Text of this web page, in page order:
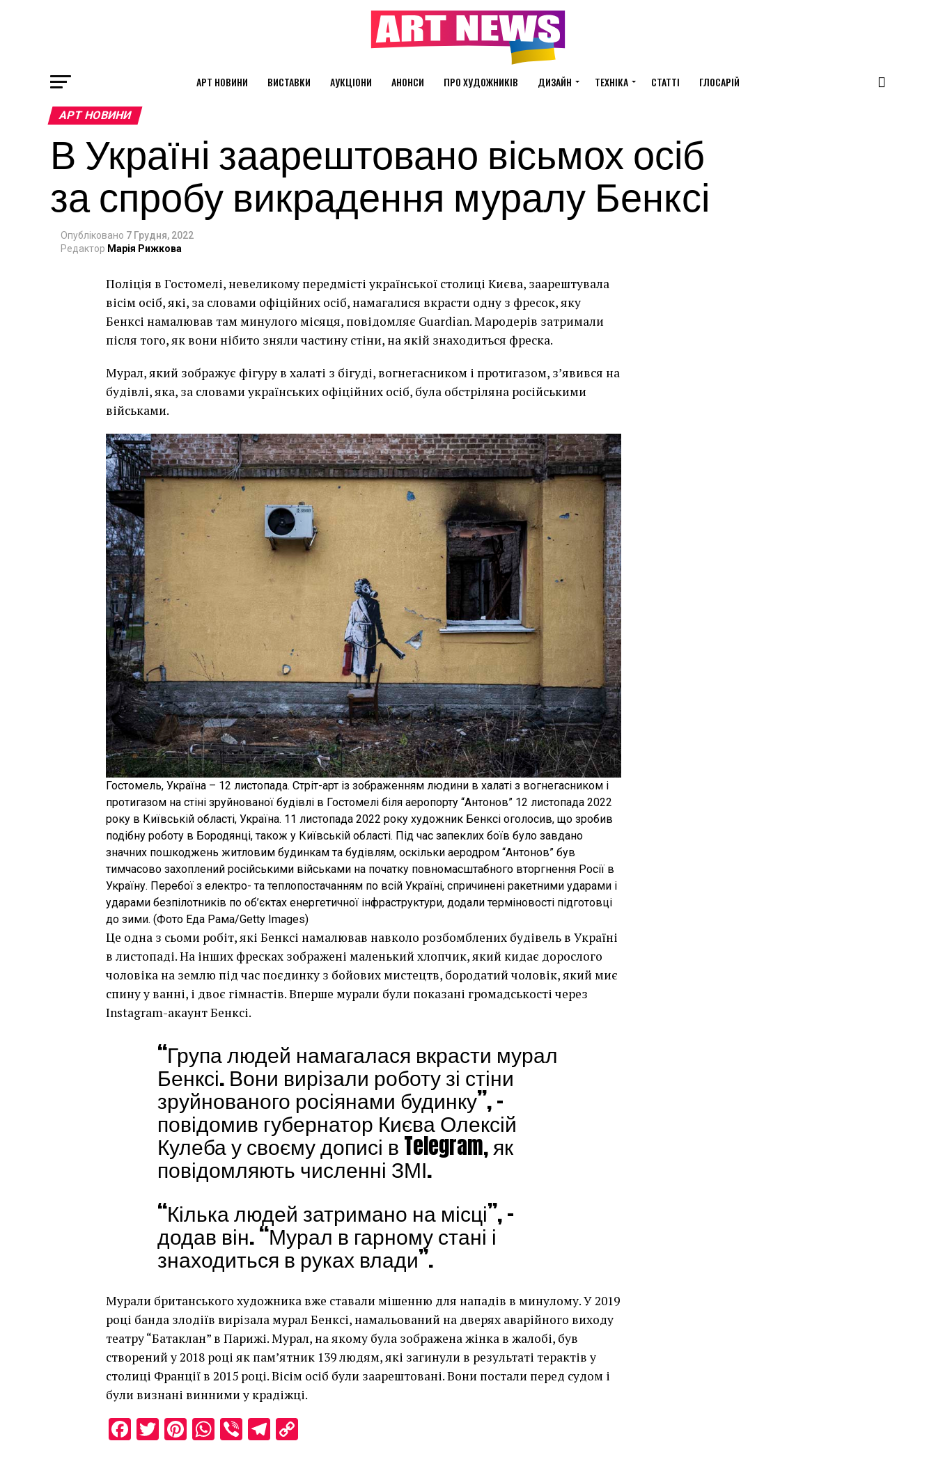
АРТ НОВИНИ ВИСТАВКИ АУКЦІОНИ АНОНСИ ПРО ХУДОЖНИКІВ ДИЗАЙН ТЕХНІКА СТАТТІ ГЛОСАРІЙ
АРТ НОВИНИ
В Україні заарештовано вісьмох осіб
за спробу викрадення муралу Бенксі
Опубліковано 7 Грудня, 2022
Редактор Марія Рижкова
Поліція в Гостомелі, невеликому передмісті української столиці Києва, заарештувала
вісім осіб, які, за словами офіційних осіб, намагалися вкрасти одну з фресок, яку
Бенксі намалював там минулого місяця, повідомляє Guardian. Мародерів затримали
після того, як вони нібито зняли частину стіни, на якій знаходиться фреска.
Мурал, який зображує фігуру в халаті з бігуді, вогнегасником і протигазом, з’явився на
будівлі, яка, за словами українських офіційних осіб, була обстріляна російськими
військами.
Гостомель, Україна – 12 листопада. Стріт-арт із зображенням людини в халаті з вогнегасником і
протигазом на стіні зруйнованої будівлі в Гостомелі біля аеропорту “Антонов” 12 листопада 2022
року в Київській області, Україна. 11 листопада 2022 року художник Бенксі оголосив, що зробив
подібну роботу в Бородянці, також у Київській області. Під час запеклих боїв було завдано
значних пошкоджень житловим будинкам та будівлям, оскільки аеродром “Антонов” був
тимчасово захоплений російськими військами на початку повномасштабного вторгнення Росії в
Україну. Перебої з електро- та теплопостачанням по всій Україні, спричинені ракетними ударами і
ударами безпілотників по об’єктах енергетичної інфраструктури, додали терміновості підготовці
до зими. (Фото Еда Рама/Getty Images)
Це одна з сьоми робіт, які Бенксі намалював навколо розбомблених будівель в Україні
в листопаді. На інших фресках зображені маленький хлопчик, який кидає дорослого
чоловіка на землю під час поєдинку з бойових мистецтв, бородатий чоловік, який миє
спину у ванні, і двоє гімнастів. Вперше мурали були показані громадськості через
Instagram-акаунт Бенксі.
“Група людей намагалася вкрасти мурал
Бенксі. Вони вирізали роботу зі стіни
зруйнованого росіянами будинку”, –
повідомив губернатор Києва Олексій
Кулеба у своєму дописі в Telegram, як
повідомляють численні ЗМІ.
“Кілька людей затримано на місці”, –
додав він. “Мурал в гарному стані і
знаходиться в руках влади”.
Мурали британського художника вже ставали мішенню для нападів в минулому. У 2019
році банда злодіїв вирізала мурал Бенксі, намальований на дверях аварійного виходу
театру “Батаклан” в Парижі. Мурал, на якому була зображена жінка в жалобі, був
створений у 2018 році як пам’ятник 139 людям, які загинули в результаті терактів у
столиці Франції в 2015 році. Вісім осіб були заарештовані. Вони постали перед судом і
були визнані винними у крадіжці.
Facebook
Twitter
Pinterest
WhatsApp
ViberTelegram